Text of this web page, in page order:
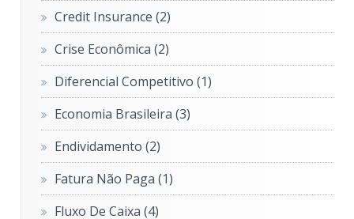
Credit Insurance(2)
Crise Econômica(2)
Diferencial Competitivo(1)
Economia Brasileira(3)
Endividamento(2)
Fatura Não Paga(1)
Fluxo De Caixa(4)